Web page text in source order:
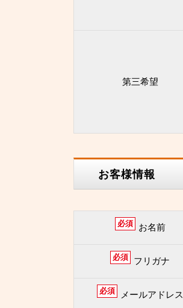
第三希望
お客様情報
必須 お名前
必須 フリガナ
必須 メールアドレス